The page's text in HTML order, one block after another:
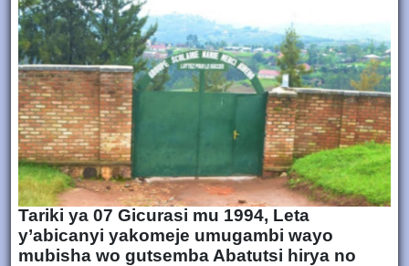
Tariki ya 07 Gicurasi mu 1994, Leta
y’abicanyi yakomeje umugambi wayo
mubisha wo gutsemba Abatutsi hirya no